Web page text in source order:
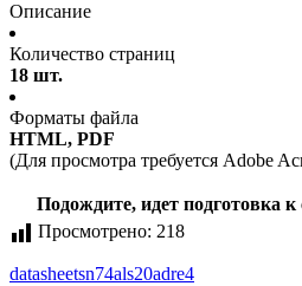
Описание
Количество страниц
18 шт.
Форматы файла
HTML, PDF
(Для просмотра требуется Adobe
Подождите, идет подготовка
Просмотрено: 218
datasheetsn74als20adre4